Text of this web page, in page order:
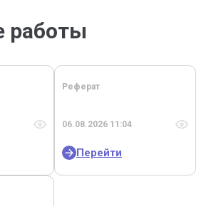
работы
Реферат
06.08.2026 11:04
Перейти